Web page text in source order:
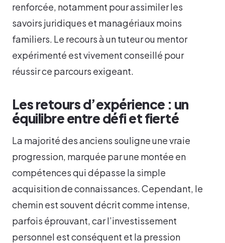
renforcée, notamment pour assimiler les
savoirs juridiques et managériaux moins
familiers. Le recours à un tuteur ou mentor
expérimenté est vivement conseillé pour
réussir ce parcours exigeant.
Les retours d’expérience : un
équilibre entre défi et fierté
La majorité des anciens souligne une vraie
progression, marquée par une montée en
compétences qui dépasse la simple
acquisition de connaissances. Cependant, le
chemin est souvent décrit comme intense,
parfois éprouvant, car l’investissement
personnel est conséquent et la pression